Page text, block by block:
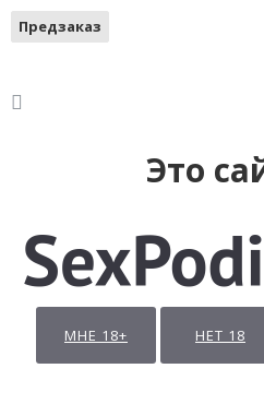
Это
МНЕ 18+ НЕТ 18
Предзаказ
Предзаказ